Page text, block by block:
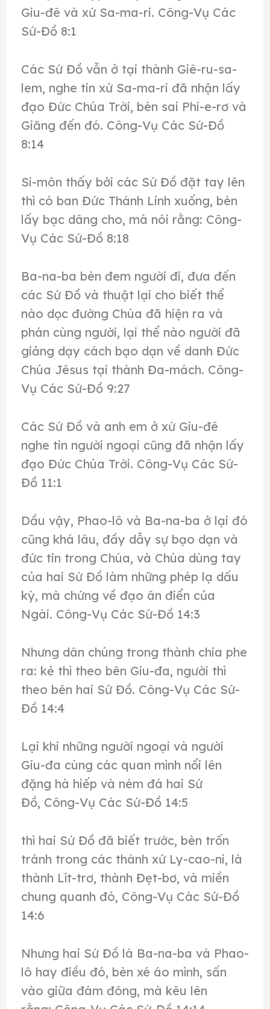
Giu-đê và xứ Sa-ma-ri. Công-Vụ Các
Sứ-Đồ 8:1
Các Sứ Đồ vẫn ở tại thành Giê-ru-sa-
lem, nghe tin xứ Sa-ma-ri đã nhận lấy
đạo Đức Chúa Trời, bèn sai Phi-e-rơ và
Giăng đến đó. Công-Vụ Các Sứ-Đồ
8:14
Si-môn thấy bởi các Sứ Đồ đặt tay lên
thì có ban Đức Thánh Linh xuống, bèn
lấy bạc dâng cho, mà nói rằng: Công-
Vụ Các Sứ-Đồ 8:18
Ba-na-ba bèn đem người đi, đưa đến
các Sứ Đồ và thuật lại cho biết thể
nào dọc đường Chúa đã hiện ra và
phán cùng người, lại thể nào người đã
giảng dạy cách bạo dạn về danh Đức
Chúa Jêsus tại thành Đa-mách. Công-
Vụ Các Sứ-Đồ 9:27
Các Sứ Đồ và anh em ở xứ Giu-đê
nghe tin người ngoại cũng đã nhận lấy
đạo Đức Chúa Trời. Công-Vụ Các Sứ-
Đồ 11:1
Dầu vậy, Phao-lô và Ba-na-ba ở lại đó
cũng khá lâu, đầy dẫy sự bạo dạn và
đức tin trong Chúa, và Chúa dùng tay
của hai Sứ Đồ làm những phép lạ dấu
kỳ, mà chứng về đạo ân điển của
Ngài. Công-Vụ Các Sứ-Đồ 14:3
Nhưng dân chúng trong thành chia phe
ra: kẻ thì theo bên Giu-đa, người thì
theo bên hai Sứ Đồ. Công-Vụ Các Sứ-
Đồ 14:4
Lại khi những người ngoại và người
Giu-đa cùng các quan mình nổi lên
đặng hà hiếp và ném đá hai Sứ
Đồ, Công-Vụ Các Sứ-Đồ 14:5
thì hai Sứ Đồ đã biết trước, bèn trốn
tránh trong các thành xứ Ly-cao-ni, là
thành Lít-trơ, thành Đẹt-bơ, và miền
chung quanh đó, Công-Vụ Các Sứ-Đồ
14:6
Nhưng hai Sứ Đồ là Ba-na-ba và Phao-
lô hay điều đó, bèn xé áo mình, sấn
vào giữa đám đông, mà kêu lên